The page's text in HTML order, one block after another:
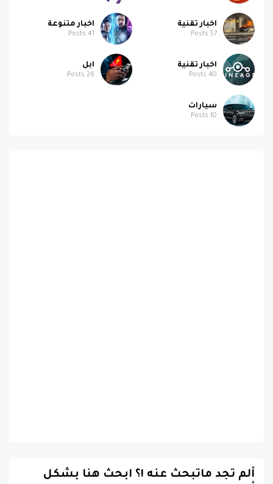
اخبار تقنية
57
اخبار متنوعة
41
اخبار تقنية
40
ابل
26
سيارات
10
ألم تجد ماتبحث عنه !؟ ابحث هنا بشكل